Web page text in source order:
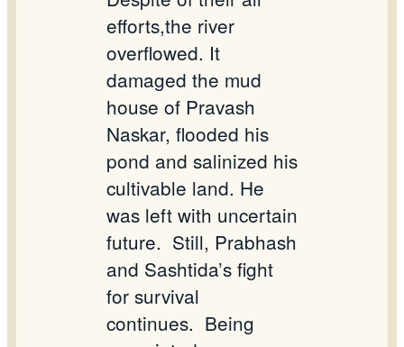
efforts,the river
overflowed. It
damaged the mud
house of Pravash
Naskar, flooded his
pond and salinized his
cultivable land. He
was left with uncertain
future. Still, Prabhash
and Sashtida’s fight
for survival
continues. Being